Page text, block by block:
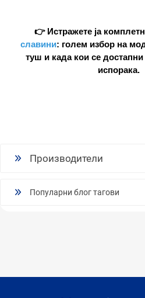
👉 Истражете ја
славини: голем избор на
туш и када кои се
испорака.
Производители
Популарни блог тагови